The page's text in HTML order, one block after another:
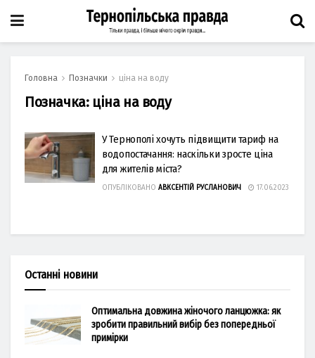
Головна Позначки ціна на воду
Позначка: ціна на воду
У Тернополі хочуть підвищити тариф на
водопостачання: наскільки зросте ціна
для жителів міста?
ОПУБЛІКОВАНО АВКСЕНТІЙ РУСЛАНОВИЧ 17.06.2023
Останні новини
Оптимальна довжина жіночого ланцюжка: як
зробити правильний вибір без попередньої
примірки